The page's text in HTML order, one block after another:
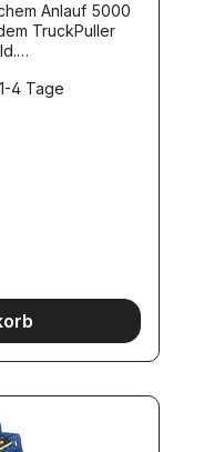
Anlauf 5000
TruckPuller
5000
4 Tage